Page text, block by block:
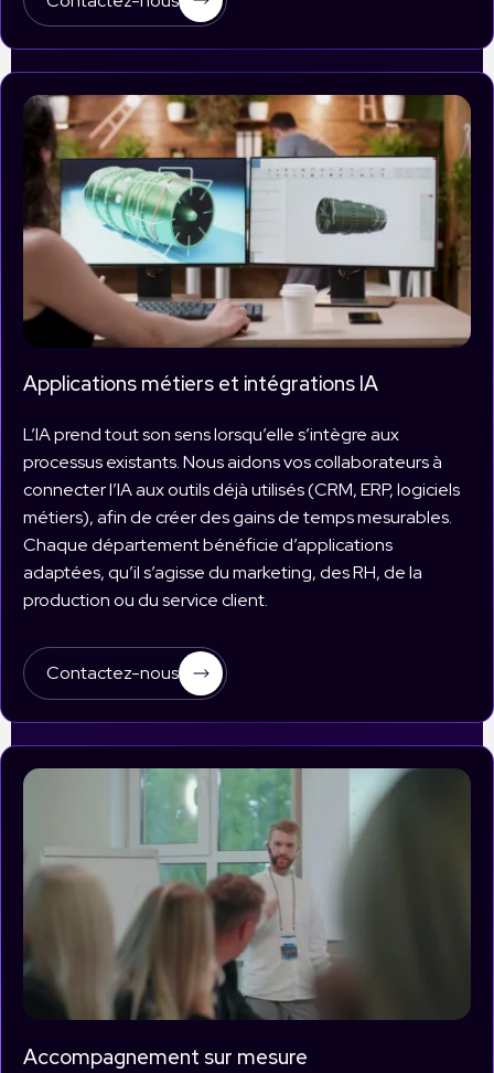
Applications métiers et intégrations IA
L’IA prend tout son sens lorsqu’elle s’intègre aux
processus existants. Nous aidons vos collaborateurs à
connecter l’IA aux outils déjà utilisés (CRM, ERP, logiciels
métiers), afin de créer des gains de temps mesurables.
Chaque département bénéficie d’applications
adaptées, qu’il s’agisse du marketing, des RH, de la
production ou du service client.
Contactez-nous
Accompagnement sur mesure